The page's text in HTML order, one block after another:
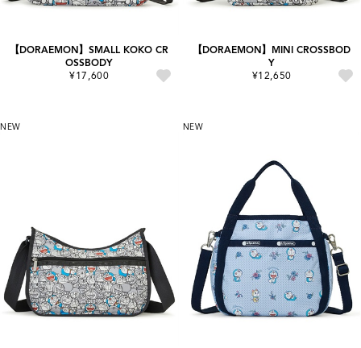
【DORAEMON】SMALL KOKO CR
OSSBODY
¥17,600
【DORAEMON】MINI CROSSBOD
Y
¥12,650
NEW NEW